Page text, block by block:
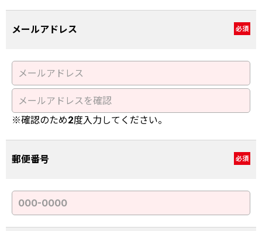
メールアドレス 必須
※確認のため2度入力してください。
郵便番号 必須